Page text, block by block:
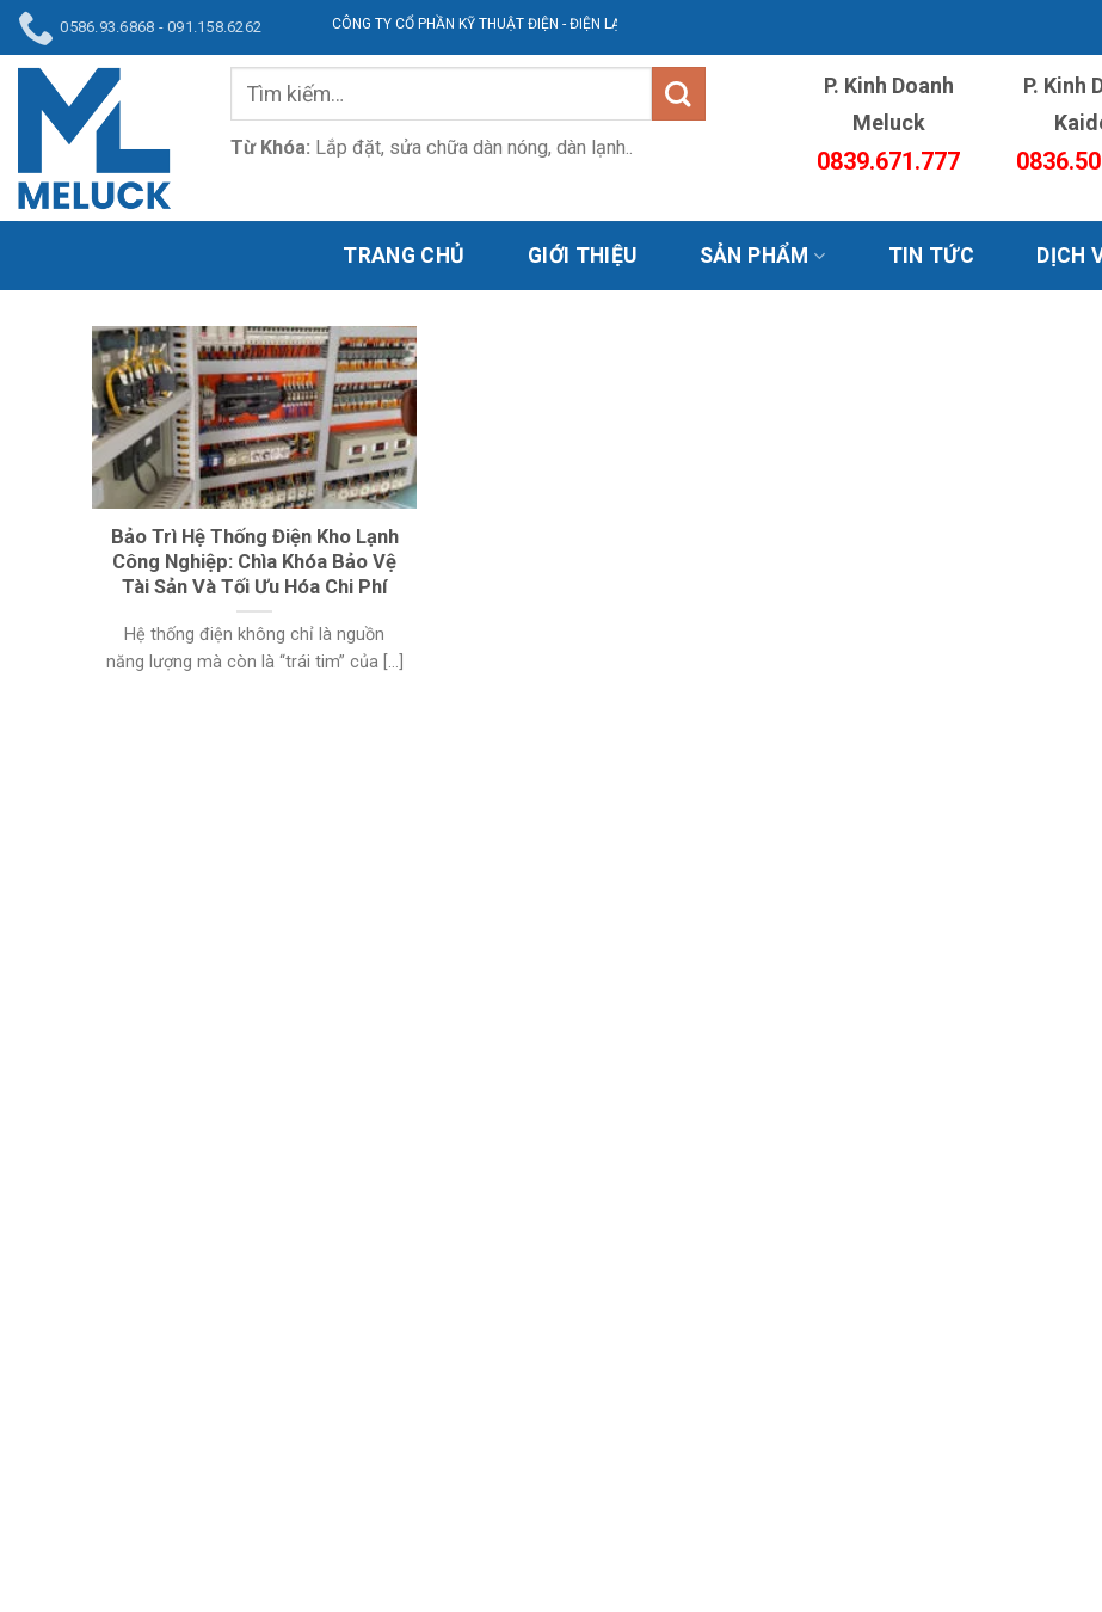
Bỏ
qua
nội
0586.93.6868 - 091.158.6262 CÔNG TY CỔ PHẦN KỸ THUẬT ĐIỆN - ĐIỆN LẠNH AVG
Tìm
Từ Khóa: Lắp đặt, sửa chữa dàn nóng, dàn lạnh..
P. Kinh Doanh
Meluck
0839.671.777
P. Kinh
TRANG CHỦ GIỚI THIỆU SẢN PHẨM TIN TỨC DỊCH
Bảo Trì Hệ Thống Điện Kho Lạnh
Công Nghiệp: Chìa Khóa Bảo Vệ
Tài Sản Và Tối Ưu Hóa Chi Phí
Hệ thống điện không chỉ là nguồn
năng lượng mà còn là “trái tim” của [...]